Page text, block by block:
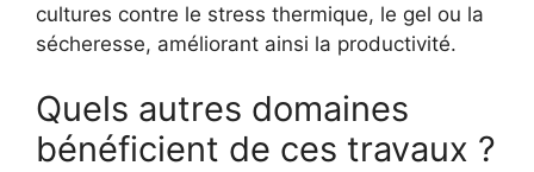
cultures contre le stress thermique, le gel ou la
sécheresse, améliorant ainsi la productivité.
Quels autres domaines
bénéficient de ces travaux ?